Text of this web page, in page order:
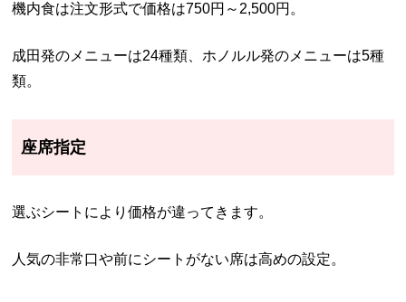
機内食は注文形式で価格は750円～2,500円。
成田発のメニューは24種類、ホノルル発のメニューは5種
類。
座席指定
選ぶシートにより価格が違ってきます。
人気の非常口や前にシートがない席は高めの設定。